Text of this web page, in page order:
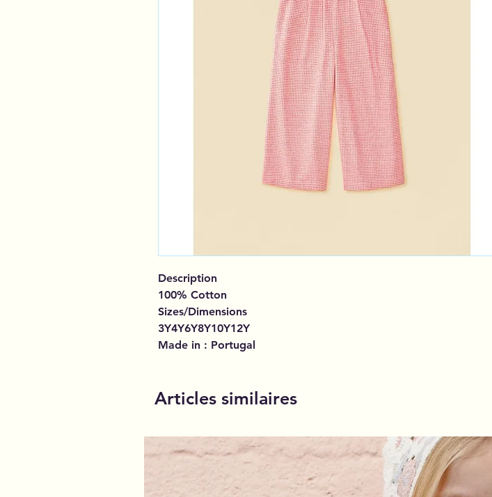
Description
100% Cotton
Sizes/Dimensions
3Y4Y6Y8Y10Y12Y
Made in : Portugal
Articles similaires